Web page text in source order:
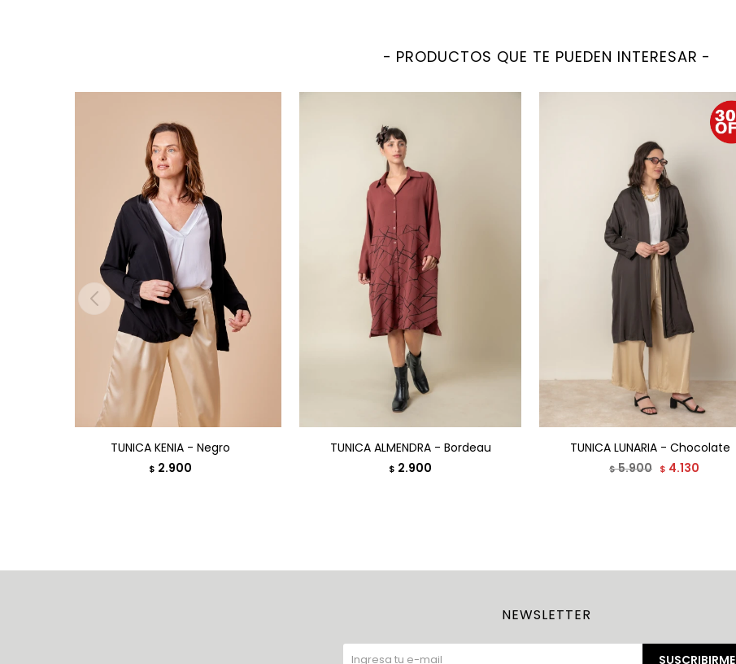
PRODUCTOS QUE TE PUEDEN INTERESAR
TUNICA KENIA - Negro
$ 2.900
TUNICA ALMENDRA - Bordeau
$ 2.900
TUNICA LUNARIA - Chocolate
$5.900 $ 4.130
NEWSLETTER
SUSCRIBIRME